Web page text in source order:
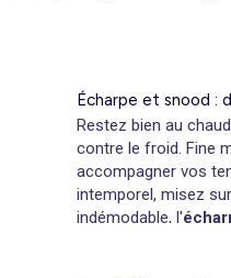
Écharpe et snood :
Restez bien au
contre le froid. Fine
accompagner vos
intemporel, misez
indémodable, l'